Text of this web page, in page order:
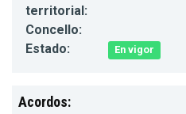
territorial:
Concello:
Estado:
En vigor
Acordos: